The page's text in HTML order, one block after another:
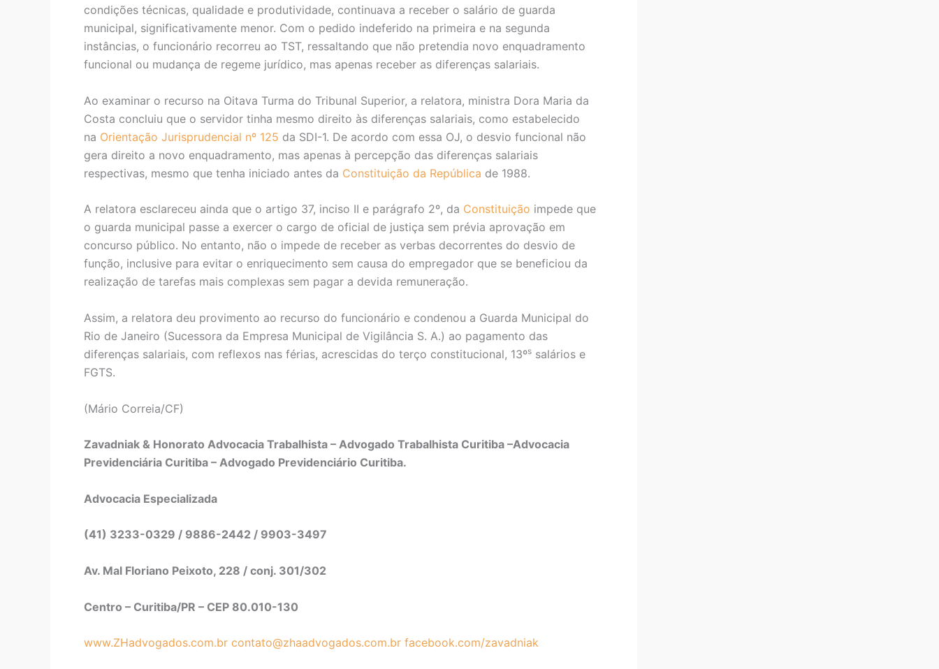
condições técnicas, qualidade e produtividade, continuava a receber o salário de guarda
municipal, significativamente menor. Com o pedido indeferido na primeira e na segunda
instâncias, o funcionário recorreu ao TST, ressaltando que não pretendia novo enquadramento
funcional ou mudança de regeme jurídico, mas apenas receber as diferenças salariais.
Ao examinar o recurso na Oitava Turma do Tribunal Superior, a relatora, ministra Dora Maria da
Costa concluiu que o servidor tinha mesmo direito às diferenças salariais, como estabelecido
na Orientação Jurisprudencial nº 125 da SDI-1. De acordo com essa OJ, o desvio funcional não
gera direito a novo enquadramento, mas apenas à percepção das diferenças salariais
respectivas, mesmo que tenha iniciado antes da Constituição da República de 1988.
A relatora esclareceu ainda que o artigo 37, inciso II e parágrafo 2º, da Constituição impede que
o guarda municipal passe a exercer o cargo de oficial de justiça sem prévia aprovação em
concurso público. No entanto, não o impede de receber as verbas decorrentes do desvio de
função, inclusive para evitar o enriquecimento sem causa do empregador que se beneficiou da
realização de tarefas mais complexas sem pagar a devida remuneração.
Assim, a relatora deu provimento ao recurso do funcionário e condenou a Guarda Municipal do
Rio de Janeiro (Sucessora da Empresa Municipal de Vigilância S. A.) ao pagamento das
diferenças salariais, com reflexos nas férias, acrescidas do terço constitucional, 13ºs salários e
FGTS.
(Mário Correia/CF)
Zavadniak & Honorato Advocacia Trabalhista – Advogado Trabalhista Curitiba –Advocacia
Previdenciária Curitiba – Advogado Previdenciário Curitiba.
Advocacia Especializada
(41) 3233-0329 / 9886-2442 / 9903-3497
Av. Mal Floriano Peixoto, 228 / conj. 301/302
Centro – Curitiba/PR – CEP 80.010-130
www.ZHadvogados.com.br contato@zhaadvogados.com.br facebook.com/zavadniak